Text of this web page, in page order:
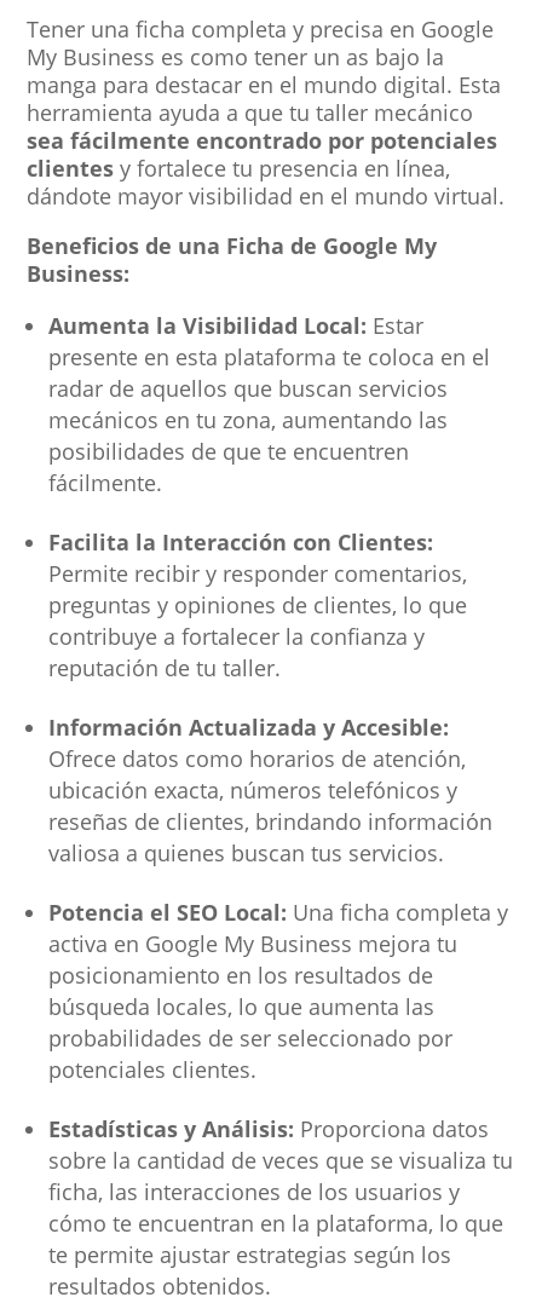
Tener una ficha completa y precisa en Google
My Business es como tener un as bajo la
manga para destacar en el mundo digital. Esta
herramienta ayuda a que tu taller mecánico
sea fácilmente encontrado por potenciales
clientes y fortalece tu presencia en línea,
dándote mayor visibilidad en el mundo virtual.
Beneficios de una Ficha de Google My
Business:
Aumenta la Visibilidad Local: Estar
presente en esta plataforma te coloca en el
radar de aquellos que buscan servicios
mecánicos en tu zona, aumentando las
posibilidades de que te encuentren
fácilmente.
Facilita la Interacción con Clientes:
Permite recibir y responder comentarios,
preguntas y opiniones de clientes, lo que
contribuye a fortalecer la confianza y
reputación de tu taller.
Información Actualizada y Accesible:
Ofrece datos como horarios de atención,
ubicación exacta, números telefónicos y
reseñas de clientes, brindando información
valiosa a quienes buscan tus servicios.
Potencia el SEO Local: Una ficha completa y
activa en Google My Business mejora tu
posicionamiento en los resultados de
búsqueda locales, lo que aumenta las
probabilidades de ser seleccionado por
potenciales clientes.
Estadísticas y Análisis: Proporciona datos
sobre la cantidad de veces que se visualiza tu
ficha, las interacciones de los usuarios y
cómo te encuentran en la plataforma, lo que
te permite ajustar estrategias según los
resultados obtenidos.